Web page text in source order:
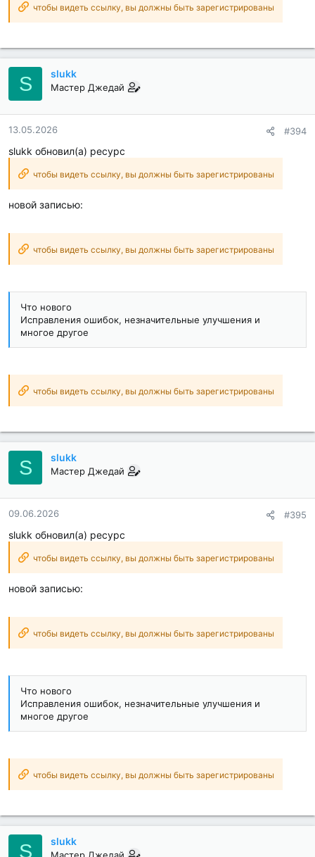
чтобы видеть ссылку, вы должны быть зарегистрированы
S slukk
Мастер Джедай
13.05.2026 #394
slukk обновил(а) ресурс
чтобы видеть ссылку, вы должны быть зарегистрированы
новой записью:
чтобы видеть ссылку, вы должны быть зарегистрированы
Что нового
Исправления ошибок, незначительные улучшения и
многое другое
чтобы видеть ссылку, вы должны быть зарегистрированы
S slukk
Мастер Джедай
09.06.2026 #395
slukk обновил(а) ресурс
чтобы видеть ссылку, вы должны быть зарегистрированы
новой записью:
чтобы видеть ссылку, вы должны быть зарегистрированы
Что нового
Исправления ошибок, незначительные улучшения и
многое другое
чтобы видеть ссылку, вы должны быть зарегистрированы
S slukk